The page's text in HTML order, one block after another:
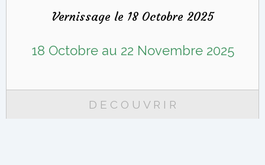
Vernissage le 18 Octobre 2025
18 Octobre au 22 Novembre 2025
D E C O U V R I R